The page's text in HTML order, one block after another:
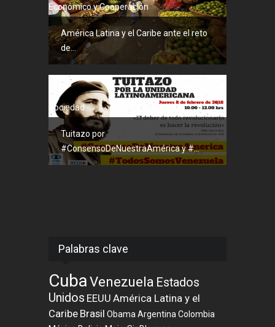
Económico y Cooperación
América Latina y el Caribe ante el reto
de...
Sociedad
Tuitazo por
#ConsensoDeNuestraAmérica y #...
Palabras clave
CubaVenezuela Estados
Unidos EEUU América Latina y el
Caribe Brasil Obama Argentina Colombia